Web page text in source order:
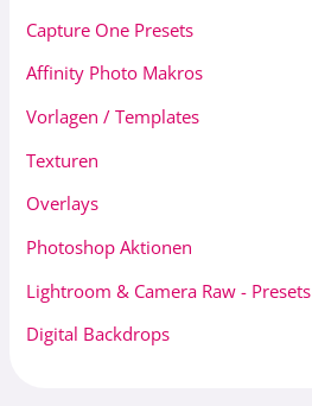
Capture One Presets
Affinity Photo Makros
Vorlagen / Templates
Texturen
Overlays
Photoshop Aktionen
Lightroom & Camera Raw - Presets
Digital Backdrops